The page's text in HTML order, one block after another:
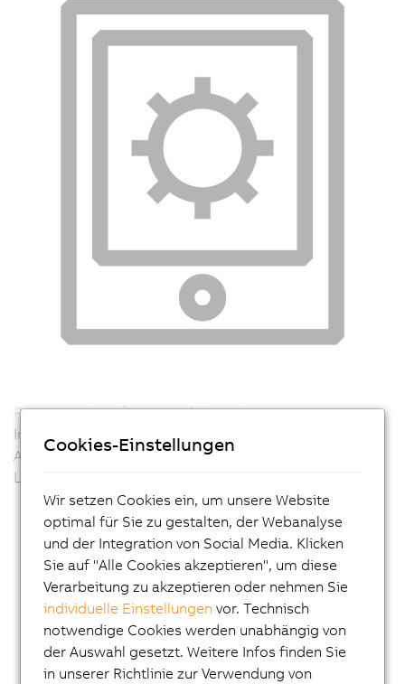
Programmiersoftware und Lizenzierung
Informieren Sie sich über die B&R Softwarepakete –
Automation Studio oder mapp Technology und die
Lizenzierung
Cookies-Einstellungen
Wir setzen Cookies ein, um unsere Website
optimal für Sie zu gestalten, der Webanalyse
und der Integration von Social Media. Klicken
Sie auf "Alle Cookies akzeptieren", um diese
Verarbeitung zu akzeptieren oder nehmen Sie
individuelle Einstellungen vor. Technisch
notwendige Cookies werden unabhängig von
der Auswahl gesetzt. Weitere Infos finden Sie
in unserer Richtlinie zur Verwendung von